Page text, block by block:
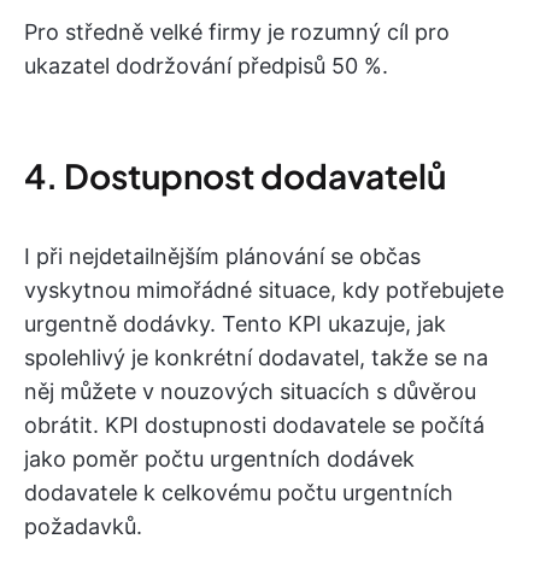
Pro středně velké firmy je rozumný cíl pro
ukazatel dodržování předpisů 50 %.
4. Dostupnost dodavatelů
I při nejdetailnějším plánování se občas
vyskytnou mimořádné situace, kdy potřebujete
urgentně dodávky. Tento KPI ukazuje, jak
spolehlivý je konkrétní dodavatel, takže se na
něj můžete v nouzových situacích s důvěrou
obrátit. KPI dostupnosti dodavatele se počítá
jako poměr počtu urgentních dodávek
dodavatele k celkovému počtu urgentních
požadavků.